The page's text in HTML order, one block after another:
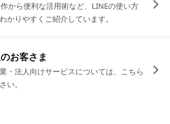
から便利な活用術など、LINEの使い方
かりやすくご紹介しています。
お客さま
・法人向けサービスについては、こちら
い。